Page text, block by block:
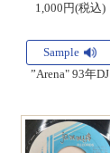
1,000円(税込)
Sample
”Arena" 93年DJ